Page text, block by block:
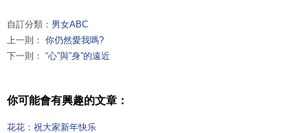
自訂分類： 男女ABC
上一則： 你仍然愛我嗎?
下一則： “心”與”身”的遠近
你可能會有興趣的文章：
花花：祝大家新年快乐